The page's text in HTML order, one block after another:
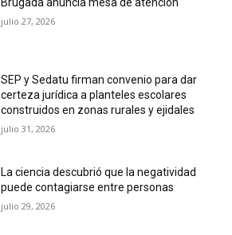
julio 27, 2026
SEP y Sedatu firman convenio para dar
certeza jurídica a planteles escolares
construidos en zonas rurales y ejidales
julio 31, 2026
La ciencia descubrió que la negatividad
puede contagiarse entre personas
julio 29, 2026